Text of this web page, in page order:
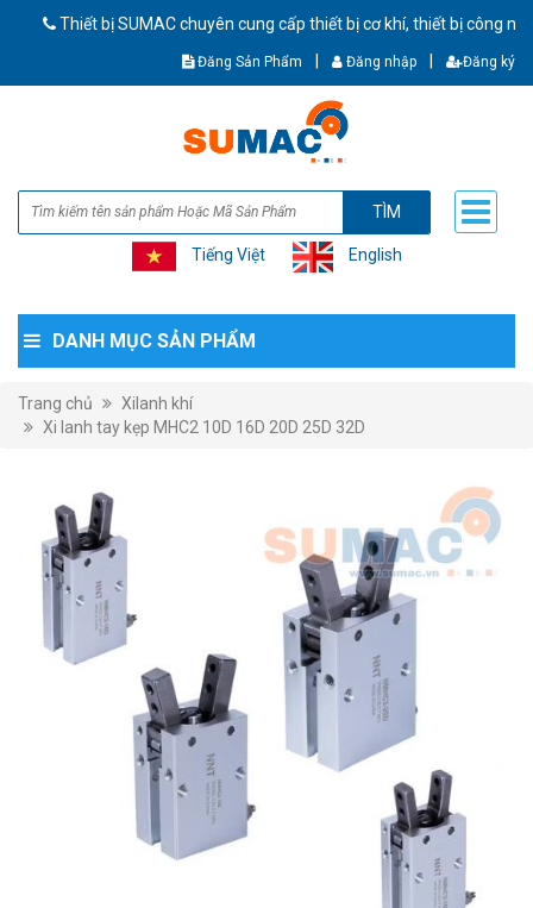
Thiết bị SUMAC chuyên cung cấp thiết bị cơ khí, thiết bị công nghiệp
Đăng Sản Phẩm Đăng nhập Đăng ký
TÌM
Tiếng Việt English
DANH MỤC SẢN PHẨM
Trang chủ
Xilanh khí
Xi lanh tay kẹp MHC2 10D 16D 20D 25D 32D